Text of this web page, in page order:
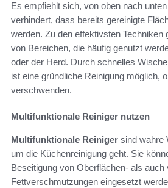
Es empfiehlt sich, von oben nach
verhindert, dass bereits gereinigte
werden. Zu den effektivsten Techniken
von Bereichen, die häufig genutzt
oder der Herd. Durch schnelles
ist eine gründliche Reinigung möglich,
verschwenden.
Multifunktionale Reiniger nutzen
Multifunktionale Reiniger sind wahre
um die Küchenreinigung geht. Sie
Beseitigung von Oberflächen- als auch
Fettverschmutzungen eingesetzt